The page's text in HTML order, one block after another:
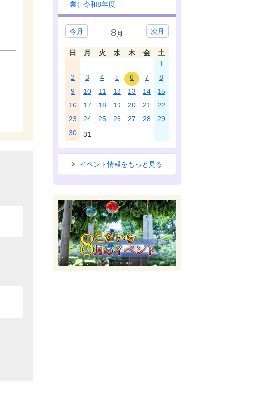
業）令和8年度
今月 次月
8 月
日 月 火 水 木 金
土
1
2
3 4 5 6 7
8
9
10 11 12 13 14
15
16
17 18 19 20 21
22
23
24 25 26 27 28
29
30
31
イベント情報をもっと見る